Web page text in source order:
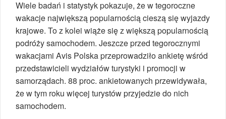
Wiele badań i statystyk pokazuje, że w tegoroczne
wakacje największą popularnością cieszą się wyjazdy
krajowe. To z kolei wiąże się z większą popularnością
podróży samochodem. Jeszcze przed tegorocznymi
wakacjami Avis Polska przeprowadziło ankietę wśród
przedstawicieli wydziałów turystyki i promocji w
samorządach. 88 proc. ankietowanych przewidywała,
że w tym roku więcej turystów przyjedzie do nich
samochodem.